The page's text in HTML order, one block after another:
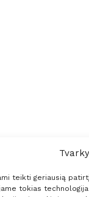
teikti geriausią
tokias